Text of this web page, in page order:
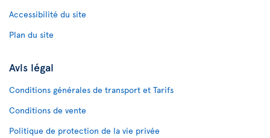
Accessibilité du site
Plan du site
Avis légal
Conditions générales de transport et Tarifs
Conditions de vente
Politique de protection de la vie privée